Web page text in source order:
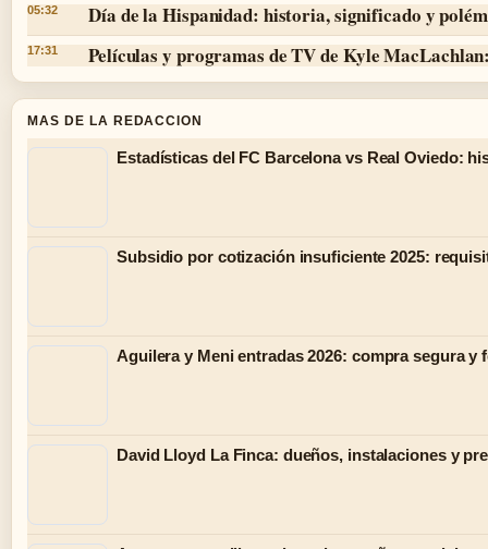
05:32 Día de la Hispanidad: historia, significado y
17:31 Películas y programas de TV de Kyle
MAS DE LA REDACCION
Estadísticas del FC Barcelona vs Real Oviedo:
Subsidio por cotización insuficiente 2025:
Aguilera y Meni entradas 2026: compra segura y
David Lloyd La Finca: dueños, instalaciones y